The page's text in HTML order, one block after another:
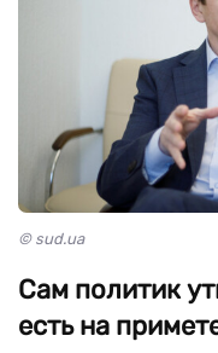
© sud.ua
Сам политик
есть на